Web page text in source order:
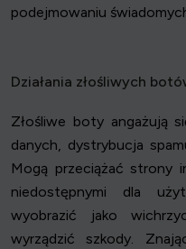
podejmowaniu
Działania złośliwych
Złośliwe boty angażują
danych, dystrybucja
Mogą przeciążać strony
niedostępnymi dla
wyobrazić jako
wyrządzić szkody.